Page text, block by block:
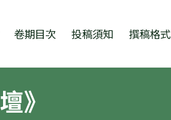
卷期目次 投稿須知 撰稿格式
》